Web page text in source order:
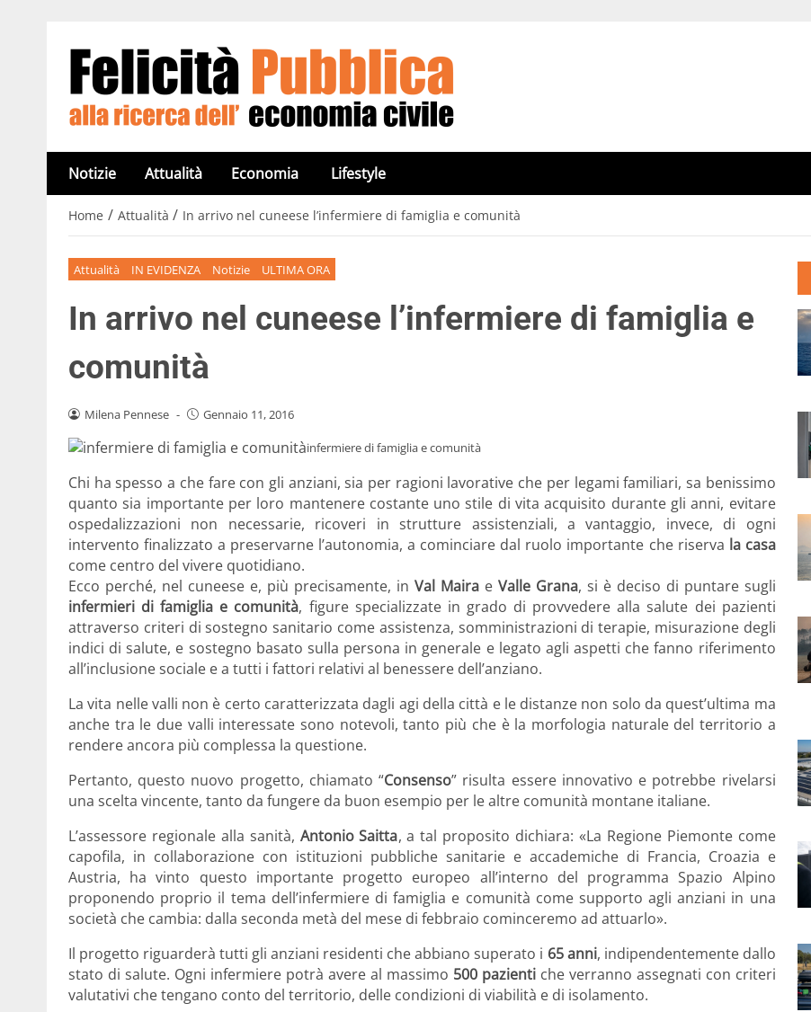
Notizie Attualità Economia Lifestyle
Home / Attualità / In arrivo nel cuneese l’infermiere di famiglia e comunità
Attualità IN EVIDENZA Notizie ULTIMA ORA
In arrivo nel cuneese l’infermiere di famiglia e
comunità
Milena Pennese - Gennaio 11, 2016
infermiere di famiglia e comunità
Chi ha spesso a che fare con gli anziani, sia per ragioni lavorative che per legami familiari, sa benissimo
quanto sia importante per loro mantenere costante uno stile di vita acquisito durante gli anni, evitare
ospedalizzazioni non necessarie, ricoveri in strutture assistenziali, a vantaggio, invece, di ogni
intervento finalizzato a preservarne l’autonomia, a cominciare dal ruolo importante che riserva la casa
come centro del vivere quotidiano.
Ecco perché, nel cuneese e, più precisamente, in Val Mairae Valle Grana, si è deciso di puntare sugli
infermieri di famiglia e comunità, figure specializzate in grado di provvedere alla salute dei pazienti
attraverso criteri di sostegno sanitario come assistenza, somministrazioni di terapie, misurazione degli
indici di salute, e sostegno basato sulla persona in generale e legato agli aspetti che fanno riferimento
all’inclusione sociale e a tutti i fattori relativi al benessere dell’anziano.
La vita nelle valli non è certo caratterizzata dagli agi della città e le distanze non solo da quest’ultima ma
anche tra le due valli interessate sono notevoli, tanto più che è la morfologia naturale del territorio a
rendere ancora più complessa la questione.
Pertanto, questo nuovo progetto, chiamato “Consenso” risulta essere innovativo e potrebbe rivelarsi
una scelta vincente, tanto da fungere da buon esempio per le altre comunità montane italiane.
L’assessore regionale alla sanità, Antonio Saitta, a tal proposito dichiara: «La Regione Piemonte come
capofila, in collaborazione con istituzioni pubbliche sanitarie e accademiche di Francia, Croazia e
Austria, ha vinto questo importante progetto europeo all’interno del programma Spazio Alpino
proponendo proprio il tema dell’infermiere di famiglia e comunità come supporto agli anziani in una
società che cambia: dalla seconda metà del mese di febbraio cominceremo ad attuarlo».
Il progetto riguarderà tutti gli anziani residenti che abbiano superato i 65 anni, indipendentemente dallo
stato di salute. Ogni infermiere potrà avere al massimo 500 pazientiche verranno assegnati con criteri
valutativi che tengano conto del territorio, delle condizioni di viabilità e di isolamento.